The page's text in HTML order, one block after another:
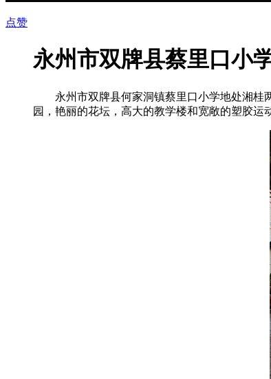
点赞
永州市双牌县蔡里口小
永州市双牌县何家洞镇蔡里口小学地处湘桂两
园，艳丽的花坛，高大的教学楼和宽敞的塑胶运